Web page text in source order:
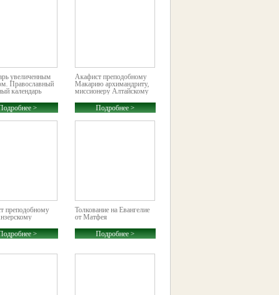
увеличенным
Православный
календарь
>
Акафист преподобному
Макарию архимандриту,
миссионеру Алтайскому
Подробнее >
преподобному
>
Толкование на Евангелие
от Матфея
Подробнее >